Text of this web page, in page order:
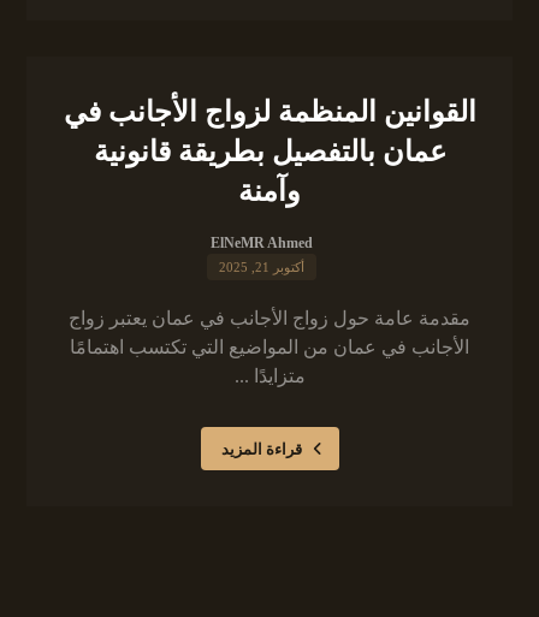
القوانين المنظمة لزواج الأجانب في
عمان بالتفصيل بطريقة قانونية
وآمنة
ElNeMR Ahmed
أكتوبر 21, 2025
مقدمة عامة حول زواج الأجانب في عمان يعتبر زواج
الأجانب في عمان من المواضيع التي تكتسب اهتمامًا
متزايدًا ...
قراءة المزيد